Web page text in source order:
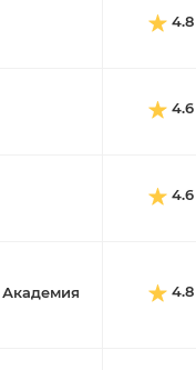
4.8
4.6
4.6
4.8